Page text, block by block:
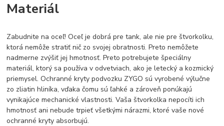
Materiál
Zabudnite na oceľ! Oceľ je dobrá pre tank, ale nie pre štvorkolku,
ktorá nemôže stratiť nič zo svojej obratnosti. Preto nemôžete
nadmerne zvýšiť jej hmotnosť. Preto potrebujete špeciálny
materiál, ktorý sa používa v odvetviach, ako je letecký a kozmický
priemysel. Ochranné kryty podvozku ZYGO sú vyrobené výlučne
zo zliatin hliníka, vďaka čomu sú ľahké a zároveň ponúkajú
vynikajúce mechanické vlastnosti. Vaša štvorkolka nepocíti ich
hmotnosť ani nebude trpieť všetkými nárazmi, ktoré vaše nové
ochranné kryty absorbujú.